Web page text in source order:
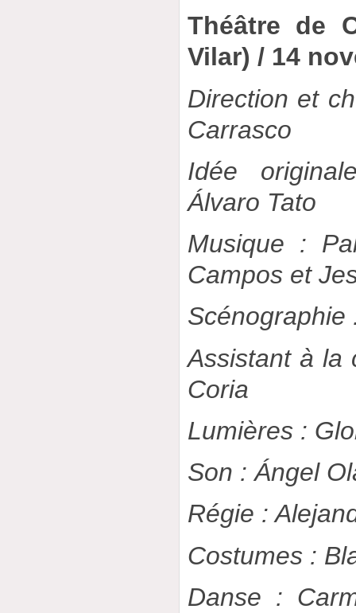
Théâtre de
Vilar) / 14
Direction et
Carrasco
Idée
Álvaro Tato
Musique :
Campos et
Scénographie
Assistant à la
Coria
Lumières :
Son : Ángel
Régie :
Costumes :
Danse :